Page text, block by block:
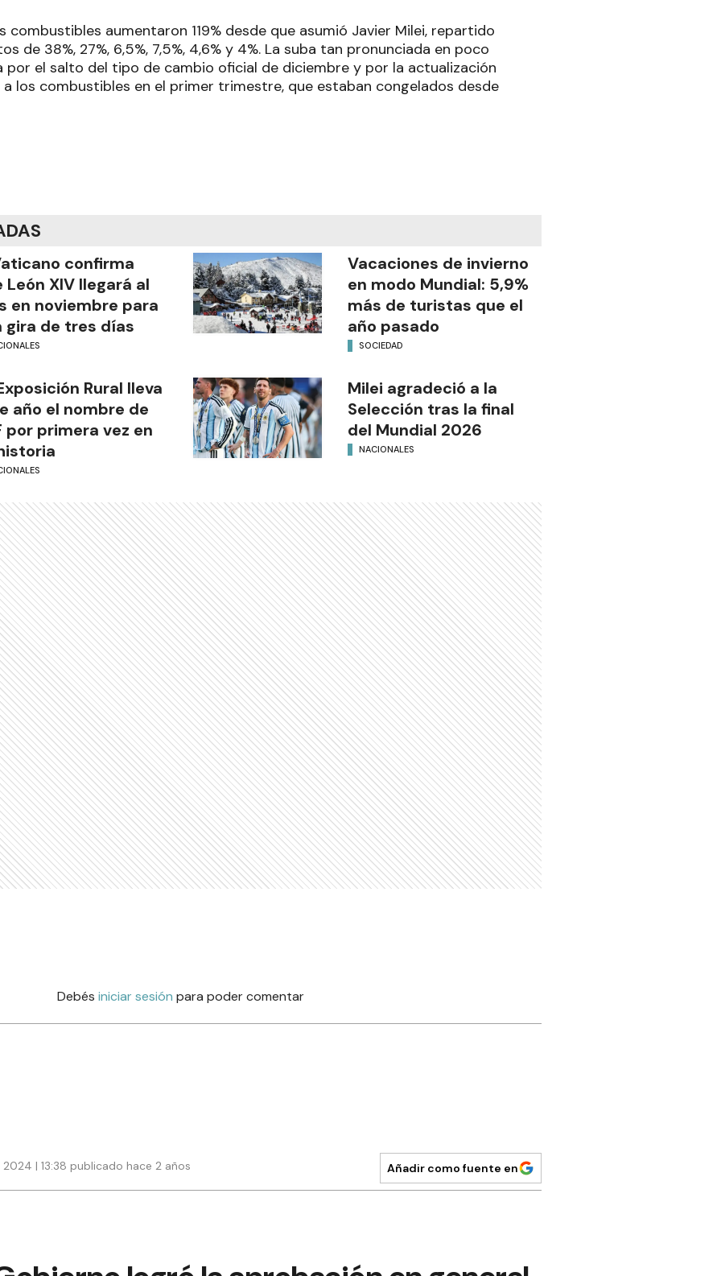
combustibles aumentaron 119% desde que asumió Javier Milei, repartido
de 38%, 27%, 6,5%, 7,5%, 4,6% y 4%. La suba tan pronunciada en poco
por el salto del tipo de cambio oficial de diciembre y por la actualización
los combustibles en el primer trimestre, que estaban congelados desde
confirma
León XIV llegará al
en noviembre para
gira de tres días
Vacaciones de invierno
en modo Mundial: 5,9%
más de turistas que el
año pasado
SOCIEDAD
Rural lleva
año el nombre de
por primera vez en
Milei agradeció a la
Selección tras la final
del Mundial 2026
NACIONALES
Debés iniciar sesión para poder comentar
| 13:38 publicado hace 2 años Añadir como fuente en